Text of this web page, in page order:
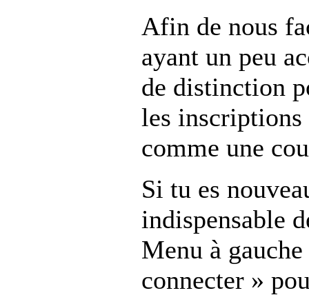
Afin de nous
ayant un peu
de distinction
les inscriptions
comme une
Si tu es
indispensable
Menu à
connecter »